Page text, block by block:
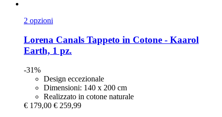
2 opzioni
Lorena Canals Tappeto in Cotone -​ Kaarol
Earth, 1 pz.
-31%
Design eccezionale
Dimensioni: 140 x 200 cm
Realizzato in cotone naturale
€ 179,00 € 259,99